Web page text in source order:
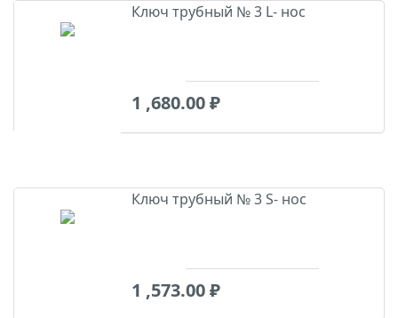
Ключ трубный № 3 L- нос
1 ,680.00₽
Ключ трубный № 3 S- нос
1 ,573.00₽